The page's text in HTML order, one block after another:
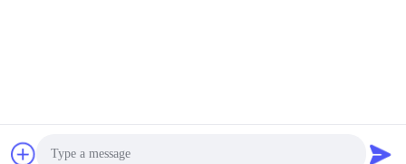
Film Leverancier. Copyright © 2018-2026 Shenzhen Tunsing
Plastic Products Co., Ltd. . Alle rechten voorbehoudena.